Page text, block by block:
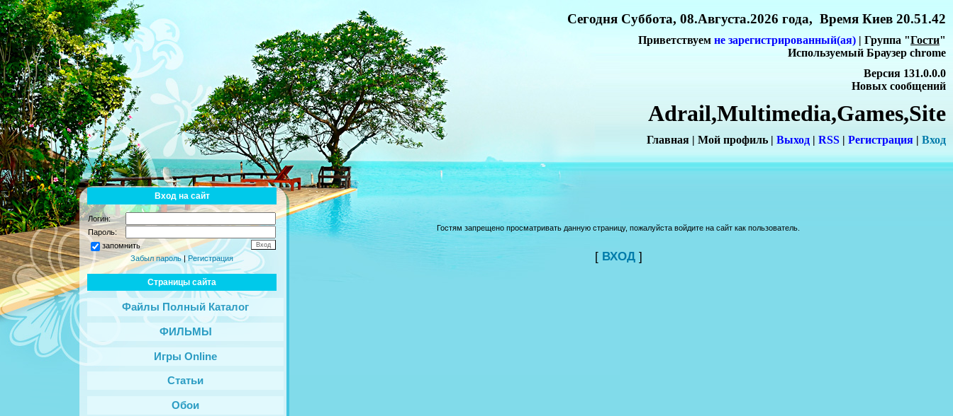
Сегодня Суббота, 08.Августа.2026 года, Время Киев 20.51.42
Приветствуем не зарегистрированный(ая) | Группа "Гости"
Используемый Браузер chrome
Версия 131.0.0.0
Новых сообщений
Adrail,Multimedia,Games,Site
Главная | Мой профиль | Выход | RSS | Регистрация | Вход
Вход на сайт
Логин:
Пароль:
запомнить
Забыл пароль|Регистрация
Страницы сайта
Файлы Полный Каталог
ФИЛЬМЫ
Игры Online
Статьи
Обои
Гостям запрещено просматривать данную страницу, пожалуйста войдите на сайт как пользователь.
[ ВХОД]